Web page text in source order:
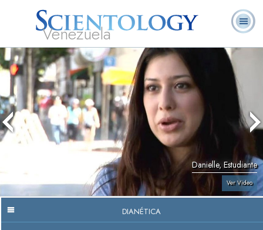
Venezuela
L. Ronald
Hubbard
¿Qué es
Scientology?
Ministros
Voluntarios
Danielle, Estudiante
Ver Video
DIANÉTICA